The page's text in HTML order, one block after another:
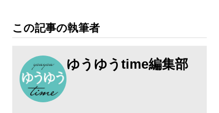
この記事の執筆者
ゆうゆうtime編集部